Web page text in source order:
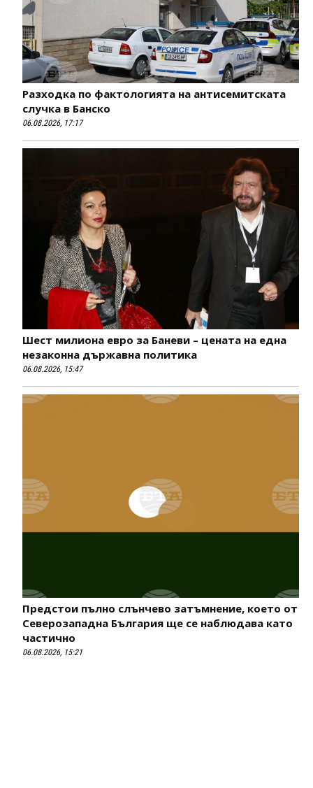
Разходка по фактологията на антисемитската
случка в Банско
06.08.2026, 17:17
Шест милиона евро за Баневи – цената на една
незаконна държавна политика
06.08.2026, 15:47
Предстои пълно слънчево затъмнение, което от
Северозападна България ще се наблюдава като
частично
06.08.2026, 15:21